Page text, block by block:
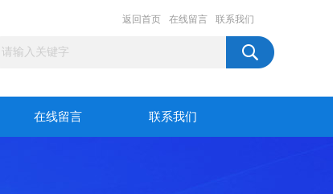
返回首页 在线留言 联系我们
在线留言 联系我们